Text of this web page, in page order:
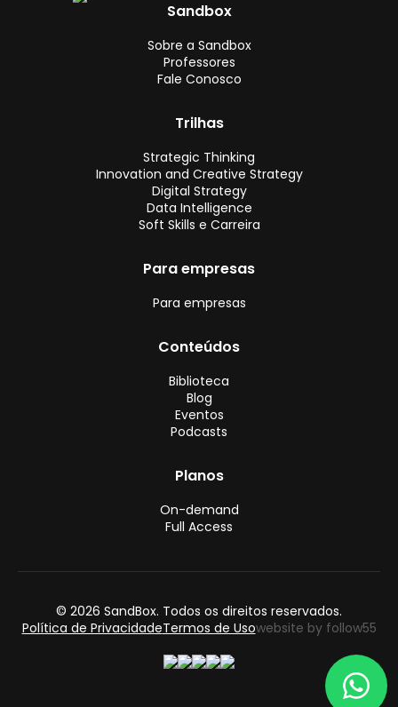
Sandbox
Sobre a Sandbox
Professores
Fale Conosco
Trilhas
Strategic Thinking
Innovation and Creative Strategy
Digital Strategy
Data Intelligence
Soft Skills e Carreira
Para empresas
Para empresas
Conteúdos
Biblioteca
Blog
Eventos
Podcasts
Planos
On-demand
Full Access
© 2026 SandBox. Todos os direitos reservados.
Política de PrivacidadeTermos de Usowebsite by follow55